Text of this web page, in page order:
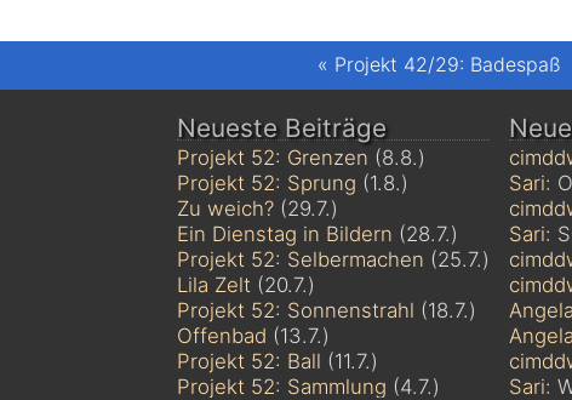
« Projekt 42/29: Badespaß
Neueste Beiträge
Projekt 52: Grenzen (8.8.)
Projekt 52: Sprung (1.8.)
Zu weich?(29.7.)
Ein Dienstag in Bildern (28.7.)
Projekt 52: Selbermachen (25.7.)
Lila Zelt (20.7.)
Projekt 52: Sonnenstrahl (18.7.)
Offenbad (13.7.)
Projekt 52: Ball (11.7.)
Projekt 52: Sammlung (4.7.)
Sari:
Sari:
Angela
Angela
Sari: